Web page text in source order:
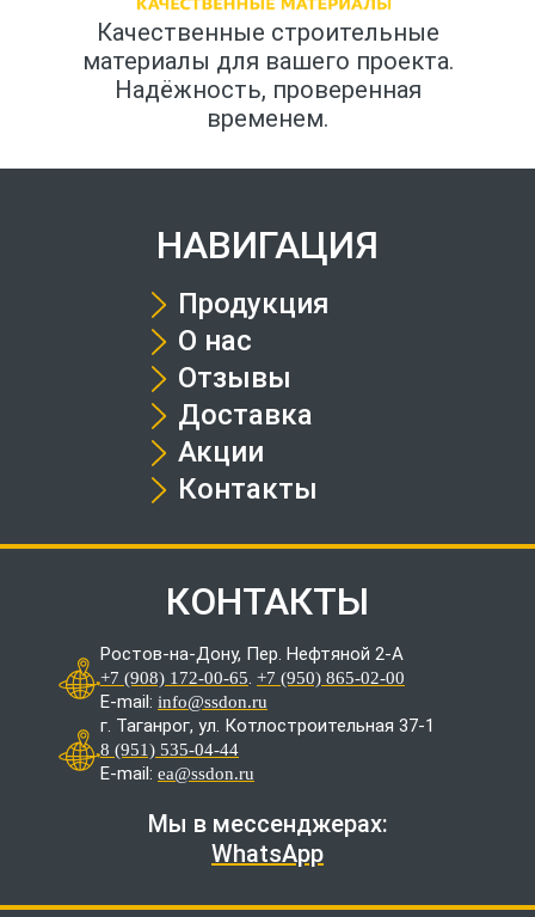
Качественные строительные
материалы для вашего проекта.
Надёжность, проверенная
временем.
НАВИГАЦИЯ
Продукция
О нас
Отзывы
Доставка
Акции
Контакты
КОНТАКТЫ
Ростов-на-Дону, Пер. Нефтяной 2-А
+7 (908) 172-00-65. +7 (950) 865-02-00
E-mail: info@ssdon.ru
г. Таганрог, ул. Котлостроительная 37-1
8 (951) 535-04-44
E-mail: ea@ssdon.ru
Мы в мессенджерах:
WhatsApp